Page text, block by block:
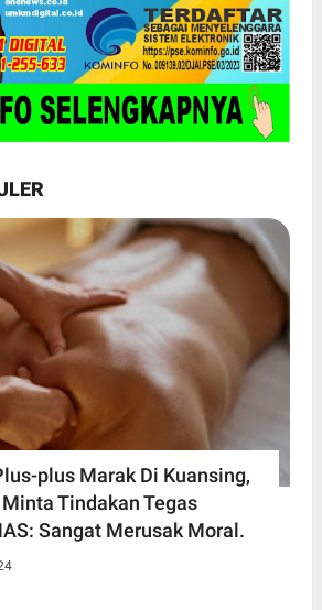
plus Marak Di Kuansing,
Tindakan Tegas
Sangat Merusak Moral.